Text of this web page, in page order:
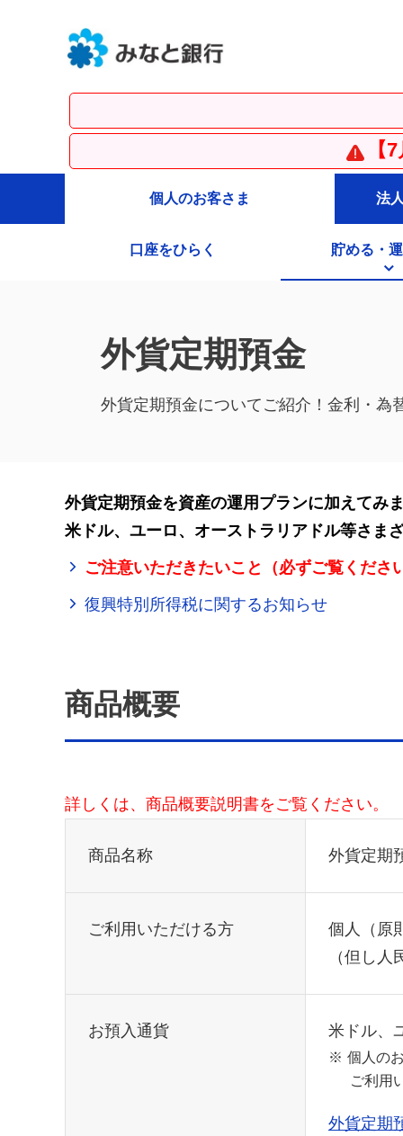
【7月31日更新】
個人のお客さま 法
口座をひらく 貯める・
外貨定期預金
外貨定期預金についてご紹介！金利・為
外貨定期預金を資産の運用プランに加えてみ
米ドル、ユーロ、オーストラリアドル等さま
ご注意いただきたいこと（必ずご覧くださ
復興特別所得税に関するお知らせ
商品概要
詳しくは、商品概要説明書をご覧ください。
商品名称 外貨定期
ご利用いただける方
個人（原
（但し
お預入通貨 米ドル、
※ 個人の
ご利用
外貨定期